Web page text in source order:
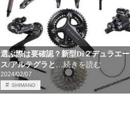
選ぶ際は要確認？新型Di２デュラエー
ス/アルテグラと…続きを読む
2024/02/07
SHIMANO